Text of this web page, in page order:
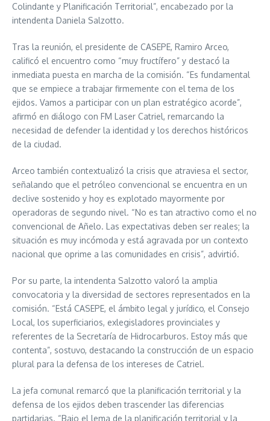
Colindante y Planificación Territorial”, encabezado por la
intendenta Daniela Salzotto.
Tras la reunión, el presidente de CASEPE, Ramiro Arceo,
calificó el encuentro como “muy fructífero” y destacó la
inmediata puesta en marcha de la comisión. “Es fundamental
que se empiece a trabajar firmemente con el tema de los
ejidos. Vamos a participar con un plan estratégico acorde”,
afirmó en diálogo con FM Laser Catriel, remarcando la
necesidad de defender la identidad y los derechos históricos
de la ciudad.
Arceo también contextualizó la crisis que atraviesa el sector,
señalando que el petróleo convencional se encuentra en un
declive sostenido y hoy es explotado mayormente por
operadoras de segundo nivel. “No es tan atractivo como el no
convencional de Añelo. Las expectativas deben ser reales; la
situación es muy incómoda y está agravada por un contexto
nacional que oprime a las comunidades en crisis”, advirtió.
Por su parte, la intendenta Salzotto valoró la amplia
convocatoria y la diversidad de sectores representados en la
comisión. “Está CASEPE, el ámbito legal y jurídico, el Consejo
Local, los superficiarios, exlegisladores provinciales y
referentes de la Secretaría de Hidrocarburos. Estoy más que
contenta”, sostuvo, destacando la construcción de un espacio
plural para la defensa de los intereses de Catriel.
La jefa comunal remarcó que la planificación territorial y la
defensa de los ejidos deben trascender las diferencias
partidarias. “Bajo el lema de la planificación territorial y la